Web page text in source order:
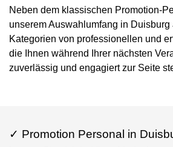
Neben dem klassischen Promotion-
unserem Auswahlumfang in Duisburg
Kategorien von professionellen und
die Ihnen während Ihrer nächsten
zuverlässig und engagiert zur Seite
✓ Promotion Personal in